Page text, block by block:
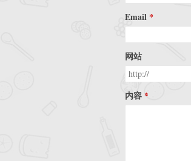
Email
网站
内容